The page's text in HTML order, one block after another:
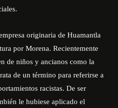
originaria de Huamantla
por Morena. Recientemente
de niños y ancianos como la
de un término para referirse a
racistas. De ser
le hubiese aplicado el